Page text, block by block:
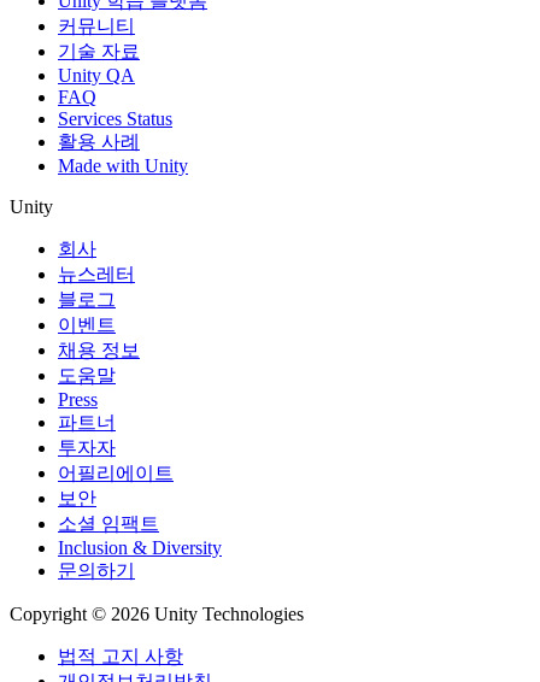
커뮤니티
기술 자료
Unity QA
FAQ
Services Status
활용 사례
Made with Unity
Unity
회사
뉴스레터
블로그
이벤트
채용 정보
도움말
Press
파트너
투자자
어필리에이트
보안
소셜 임팩트
Inclusion & Diversity
문의하기
Copyright © 2026 Unity Technologies
법적 고지 사항